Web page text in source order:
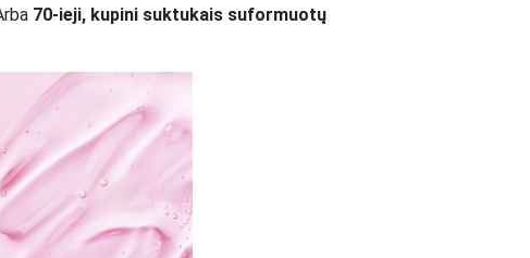
70-ieji, kupini suktukais suformuotų